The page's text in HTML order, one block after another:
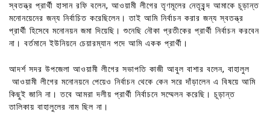
স্বতন্ত্র প্রার্থী হাসান রফি বলেন, আওয়ামী লীগের তৃণমূলের নেতৃবৃন্দ আমাকে চূড়ান্ত
মনোনয়েনের জন্য নির্বাচিত করেছিলেন। তাই আমি নির্বাচন করার জন্য স্বতন্ত্র
প্রার্থী হিসেবে মনোনয়ন জমা দিয়েছি। শুনেছি নৌকা প্রতীকের প্রার্থী নির্বাচন করবেন
না। বর্তমানে ইউনিয়নে চেয়ারম্যান পদে আমি একক প্রার্থী।
আদর্শ সদর উপজেলা আওয়ামী লীগের সভাপতি কাজী আবুল বাশার বলেন, বাহালুল
আওয়ামী লীগের মনোনয়নে পেয়েও নির্বাচন থেকে কেন সরে দাঁড়ালেন এ বিষয়ে আমি
কিছুই জানি না। তবে আমরা দলীয় প্রার্থী নির্বাচনে সম্মেলন করেছি। চূড়ান্ত
তালিকায় বাহালুলের নাম ছিল না।